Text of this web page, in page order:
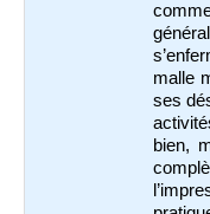
malle
ses
bien,